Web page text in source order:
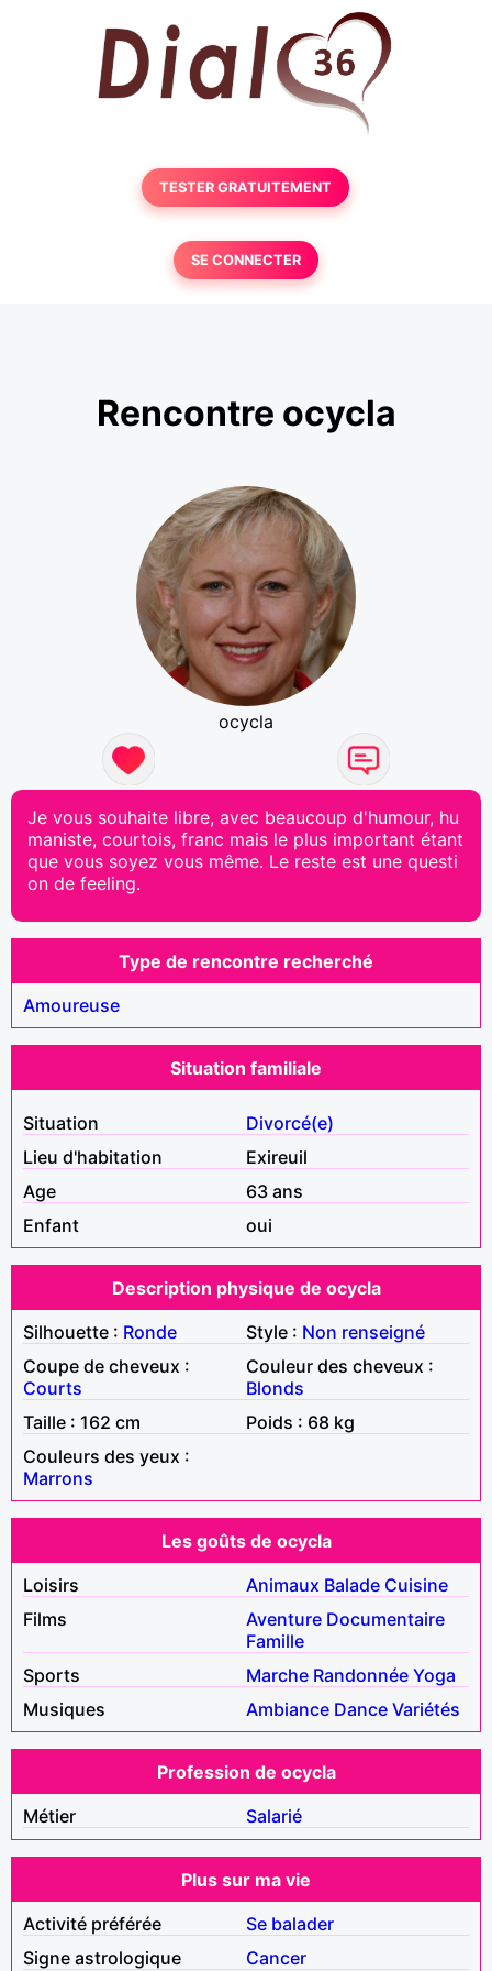
TESTER GRATUITEMENT
SE CONNECTER
Rencontre ocycla
ocycla
Je vous souhaite libre, avec beaucoup d'humour, hu
maniste, courtois, franc mais le plus important étant
que vous soyez vous même. Le reste est une questi
on de feeling.
Type de rencontre recherché
Amoureuse
Situation familiale
Situation
Divorcé(e)
Lieu d'habitation
Exireuil
Age
63 ans
Enfant
oui
Description physique de ocycla
Silhouette : Ronde Style : Non renseigné
Coupe de cheveux :
Courts
Couleur des cheveux :
Blonds
Taille : 162 cm
Poids : 68 kg
Couleurs des yeux :
Marrons
Les goûts de ocycla
Loisirs
Animaux Balade Cuisine
Films
Aventure Documentaire
Famille
Sports
Marche Randonnée Yoga
Musiques
Ambiance Dance Variétés
Profession de ocycla
Métier
Salarié
Plus sur ma vie
Activité préférée
Se balader
Signe astrologique
Cancer